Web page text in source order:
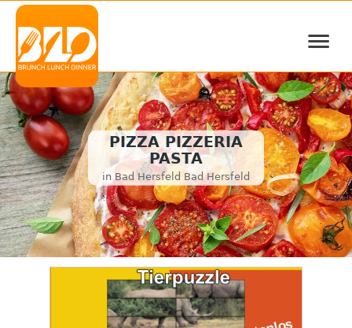
≡
PIZZA PIZZERIA
PASTA
in Bad Hersfeld Bad Hersfeld